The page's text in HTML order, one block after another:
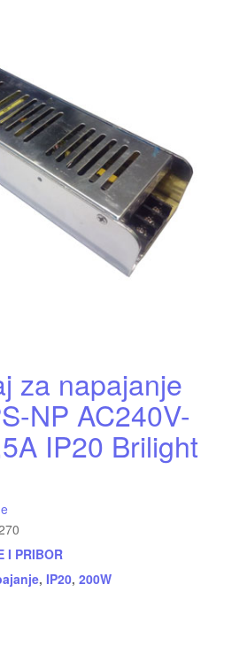
za napajanje
NP AC240V-
IP20 Brilight
I PRIBOR
, IP20, 200W